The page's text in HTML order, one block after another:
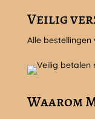
Veilig
Alle
Waarom